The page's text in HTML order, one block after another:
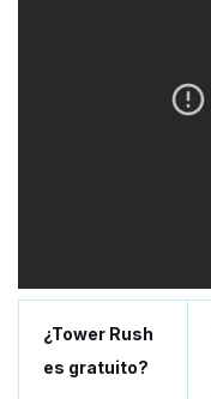
¿Tower Rush
es gratuito?